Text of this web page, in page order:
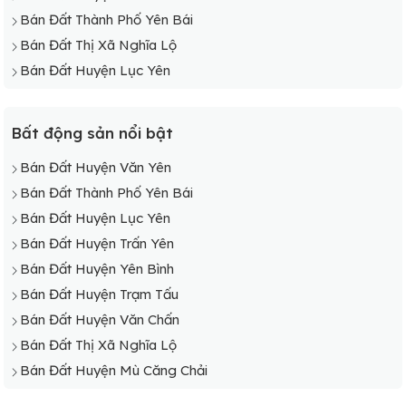
Phía Bắc của tỉnh gồm huyện Lục Yên, Văn Yên và Yên
Bình với diện tích khá lớn; ngoài ra còn sở hữu tuyến
đường sắt nối liền tỉnh Yên Bái với Lào Cai và Phú Thọ. Giá
đất tại nơi này khá thấp so với mặt bằng chung.
Tuy chưa có cụm công nghiệp nào, thế nhưng nơi đây lại
có tiềm năng phát triển ngành du lịch rất lớn. Nếu mua đất
tại đây quý khách có thể đầu tư làm homestay lâu dài để
kinh doanh rất phù hợp. Giá đất tại đây có phần nhỉnh hơn
so với những khu vực khác.
Bán Đất Thành Phố Yên Bái
Bán Đất Thị Xã Nghĩa Lộ
Bán Đất Huyện Lục Yên
Bất động sản nổi bật
Bán Đất Huyện Văn Yên
Bán Đất Thành Phố Yên Bái
Bán Đất Huyện Lục Yên
Bán Đất Huyện Trấn Yên
Bán Đất Huyện Yên Bình
Bán Đất Huyện Trạm Tấu
Bán Đất Huyện Văn Chấn
Bán Đất Thị Xã Nghĩa Lộ
Bán Đất Huyện Mù Căng Chải